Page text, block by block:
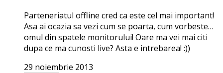
Parteneriatul offline cred ca este cel mai important!
Asa ai ocazia sa vezi cum se poarta, cum vorbeste…
omul din spatele monitorului! Oare ma vei mai citi
dupa ce ma cunosti live? Asta e intrebarea! :))
29 noiembrie 2013